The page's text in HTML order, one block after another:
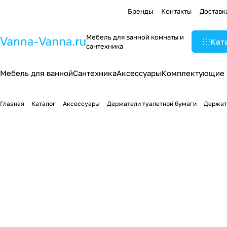
Бренды Контакты
Мебель для ванной комнаты и
сантехника
Мебель для ваннойСантехникаАксессуарыКомплектующие
Главная Каталог Аксессуары Держатели туалетной бумаги